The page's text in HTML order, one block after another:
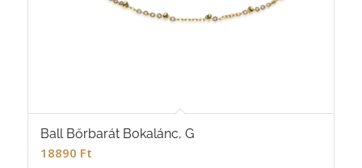
Ball Bőrbarát Bokalánc, G
18890 Ft